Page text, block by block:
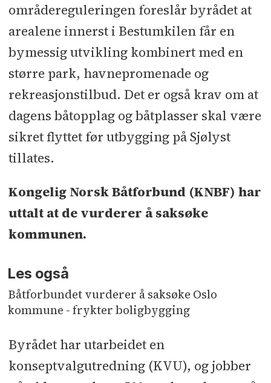
områdereguleringen foreslår byrådet at
arealene innerst i Bestumkilen får en
bymessig utvikling kombinert med en
større park, havnepromenade og
rekreasjonstilbud. Det er også krav om at
dagens båtopplag og båtplasser skal være
sikret flyttet før utbygging på Sjølyst
tillates.
Kongelig Norsk Båtforbund (KNBF) har
uttalt at de vurderer å saksøke
kommunen.
Les også
Båtforbundet vurderer å saksøke Oslo
kommune - frykter boligbygging
Byrådet har utarbeidet en
konseptvalgutredning (KVU), og jobber